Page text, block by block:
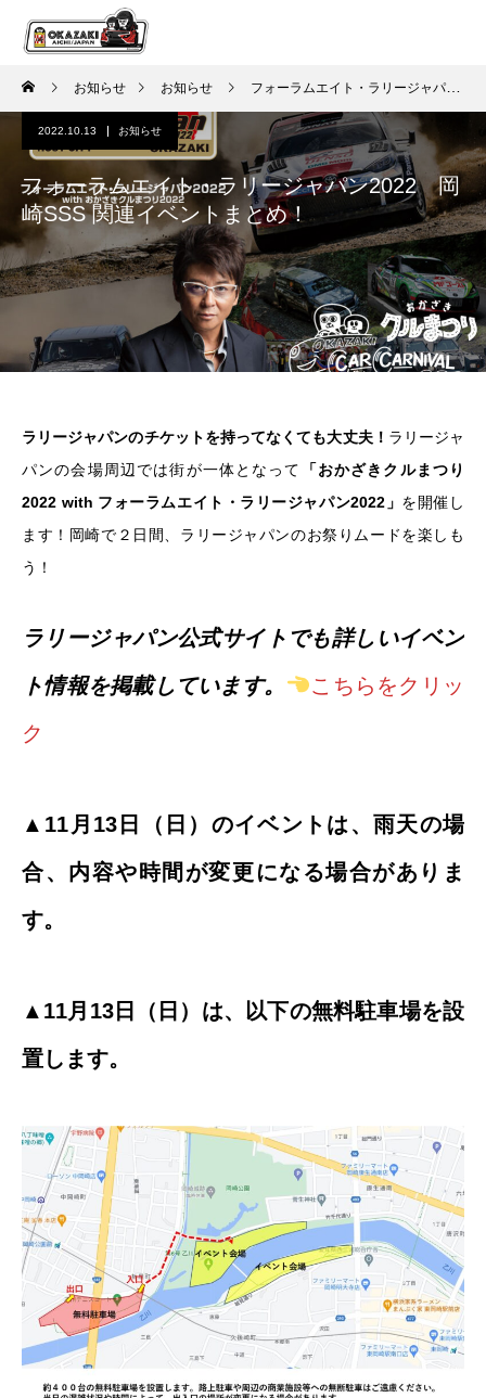
お知らせ お知らせ フォーラムエイト・ラリージャパン2022 岡崎SSS 関連イベントまとめ！
2022.10.13 お知らせ
フォーラムエイト・ラリージャパン2022 岡
崎SSS 関連イベントまとめ！
ラリージャパンのチケットを持ってなくても大丈夫！ ラリージャ
パンの会場周辺では街が一体となって
「おかざきクルまつり
2022 with フォーラムエイト・ラリージャパン2022」 を開催し
ます！岡崎で２日間、ラリージャパンのお祭りムードを楽しも
う！
ラリージャパン公式サイトでも詳しいイベン
ト情報を掲載しています。
こちらをクリッ
ク
▲11月13日（日）のイベントは、雨天の場
合、内容や時間が変更になる場合がありま
す。
▲11月13日（日）は、以下の無料駐車場を設
置します。